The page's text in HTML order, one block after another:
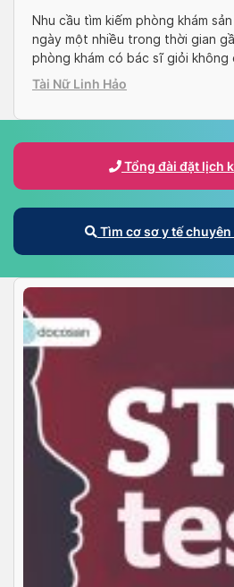
giỏi
Nhu cầu tìm kiếm phòng khám
ngày một nhiều trong thời gian
phòng khám có bác sĩ giỏi không
đúng bệnh, điều trị đúng phương
Tài Nữ Linh Hảo
Tổng đài đặt lịch
Tìm cơ sơ y tế